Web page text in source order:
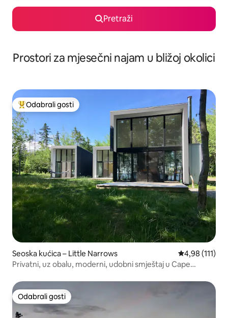
Pretraži
Prostori za mjesečni najam u bližoj okolici
Među najviše rangiranima s oznakom „Odabrali gosti”
Odabrali gosti
Seoska kućica – Little Narrows Prosječna
4,98 (111)
Privatni, uz obalu, moderni, udobni smještaj u Cape
Odabrali gosti
Odabrali gosti